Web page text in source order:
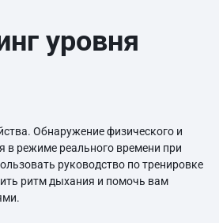
уровня
Обнаружение физического и
в режиме реального времени при
руководство по тренировке
ритм дыхания и помочь вам